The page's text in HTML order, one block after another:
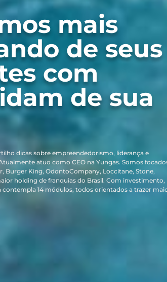
mais
de seus
com
de sua
dicas sobre empreendedorismo, liderança e
atuo como CEO na Yungas. Somos
Burger King, OdontoCompany, Loccitane, Stone,
holding de franquias do Brasil. Com investimento,
14 módulos, todos orientados a trazer